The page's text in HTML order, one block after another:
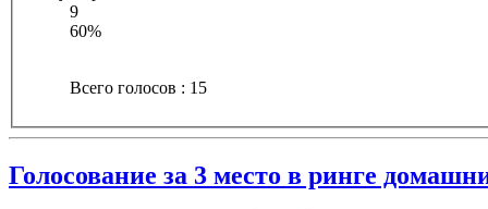
9
60%
Всего голосов : 15
Голосование за 3 место в ринге